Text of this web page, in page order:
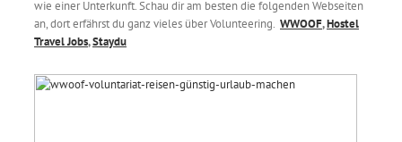
wie einer Unterkunft. Schau dir am besten die folgenden Webseiten
an, dort erfährst du ganz vieles über Volunteering. WWOOF,Hostel
Travel Jobs,Staydu